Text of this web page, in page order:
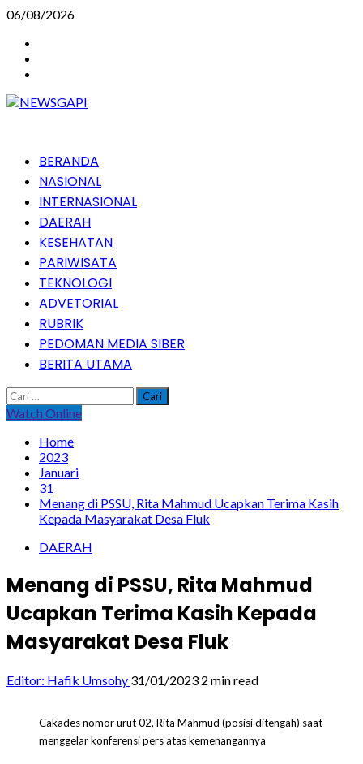
Skip
content
06/08/2026
PrimaryBERANDA
NASIONAL
INTERNASIONAL
DAERAH
KESEHATAN
PARIWISATA
TEKNOLOGI
ADVETORIAL
RUBRIK
PEDOMAN MEDIA SIBER
BERITA UTAMA
Cari
untuk:
Watch Online
Home
2023
Januari
31
Menang di PSSU, Rita Mahmud Ucapkan Terima Kasih
Kepada Masyarakat Desa Fluk
DAERAH
Menang di PSSU, Rita Mahmud
Ucapkan Terima Kasih Kepada
Masyarakat Desa Fluk
Editor: Hafik Umsohy 31/01/2023 2 min read
Cakades nomor urut 02, Rita Mahmud (posisi ditengah) saat
menggelar konferensi pers atas kemenangannya